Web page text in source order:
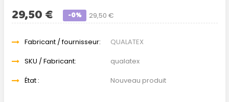
29,50 €
29,50 € -0%
Fabricant / fournisseur:
QUALATEX
SKU / Fabricant:
qualatex
État :
Nouveau produit